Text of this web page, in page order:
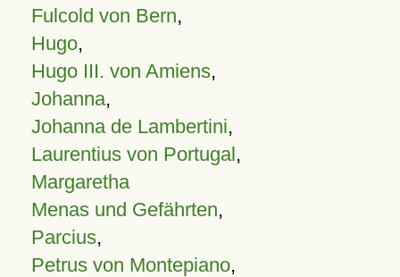
Fulcold von Bern,
Hugo,
Hugo III. von Amiens,
Johanna,
Johanna de Lambertini,
Laurentius von Portugal,
Margaretha
Menas und Gefährten,
Parcius,
Petrus von Montepiano,